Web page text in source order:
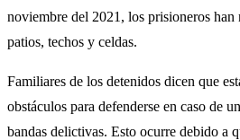
noviembre del 2021, los prisioneros han
patios, techos y celdas.
Familiares de los detenidos dicen que
obstáculos para defenderse en caso de
bandas delictivas. Esto ocurre debido a